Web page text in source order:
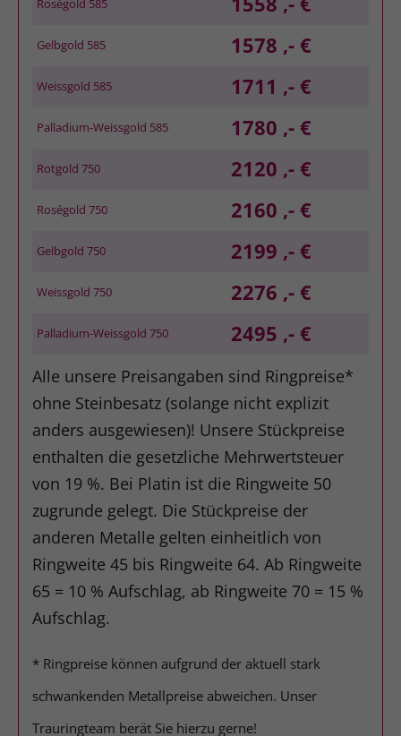
Roségold 585
Gelbgold 585 1578 ,- €
Weissgold 585 1711 ,- €
Palladium-Weissgold 585 1780 ,- €
Rotgold 750 2120 ,- €
Roségold 750 2160 ,- €
Gelbgold 750 2199 ,- €
Weissgold 750 2276 ,- €
Palladium-Weissgold 750 2495 ,- €
Alle unsere Preisangaben sind Ringpreise*
ohne Steinbesatz (solange nicht explizit
anders ausgewiesen)! Unsere Stückpreise
enthalten die gesetzliche Mehrwertsteuer
von 19 %. Bei Platin ist die Ringweite 50
zugrunde gelegt. Die Stückpreise der
anderen Metalle gelten einheitlich von
Ringweite 45 bis Ringweite 64. Ab Ringweite
65 = 10 % Aufschlag, ab Ringweite 70 = 15 %
Aufschlag.
* Ringpreise können aufgrund der aktuell stark
schwankenden Metallpreise abweichen. Unser
Trauringteam berät Sie hierzu gerne!